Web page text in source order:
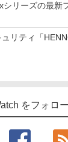
リーズの最新
リティ「
をフォロ